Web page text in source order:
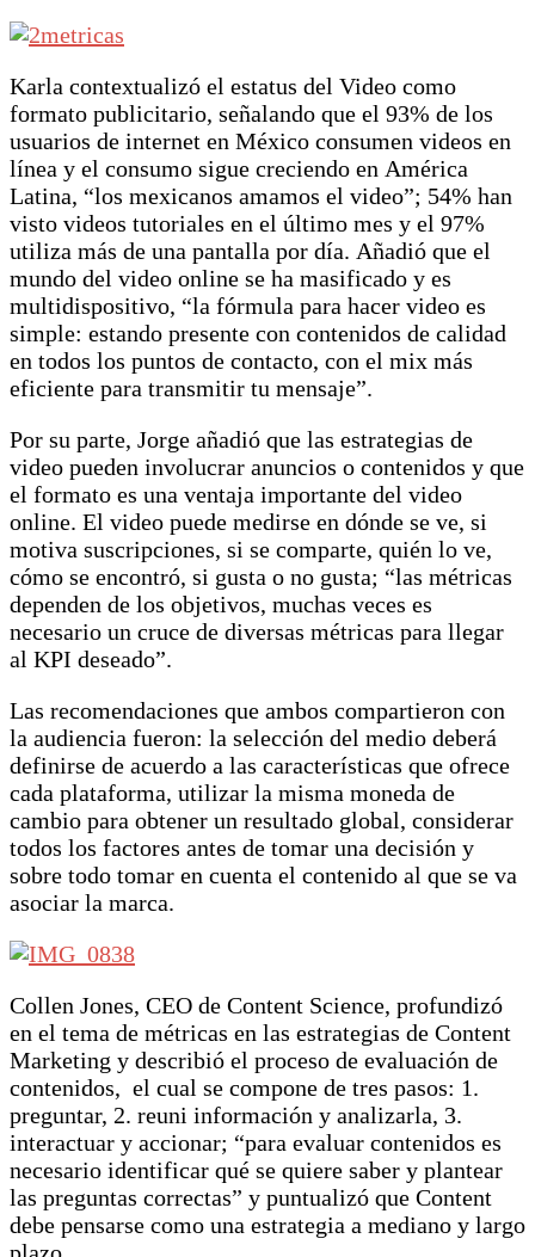
Karla contextualizó el estatus del Video como
formato publicitario, señalando que el 93% de los
usuarios de internet en México consumen videos en
línea y el consumo sigue creciendo en América
Latina, “los mexicanos amamos el video”; 54% han
visto videos tutoriales en el último mes y el 97%
utiliza más de una pantalla por día. Añadió que el
mundo del video online se ha masificado y es
multidispositivo, “la fórmula para hacer video es
simple: estando presente con contenidos de calidad
en todos los puntos de contacto, con el mix más
eficiente para transmitir tu mensaje”.
Por su parte, Jorge añadió que las estrategias de
video pueden involucrar anuncios o contenidos y que
el formato es una ventaja importante del video
online. El video puede medirse en dónde se ve, si
motiva suscripciones, si se comparte, quién lo ve,
cómo se encontró, si gusta o no gusta; “las métricas
dependen de los objetivos, muchas veces es
necesario un cruce de diversas métricas para llegar
al KPI deseado”.
Las recomendaciones que ambos compartieron con
la audiencia fueron: la selección del medio deberá
definirse de acuerdo a las características que ofrece
cada plataforma, utilizar la misma moneda de
cambio para obtener un resultado global, considerar
todos los factores antes de tomar una decisión y
sobre todo tomar en cuenta el contenido al que se va
asociar la marca.
Collen Jones, CEO de Content Science, profundizó
en el tema de métricas en las estrategias de Content
Marketing y describió el proceso de evaluación de
contenidos, el cual se compone de tres pasos: 1.
preguntar, 2. reuni información y analizarla, 3.
interactuar y accionar; “para evaluar contenidos es
necesario identificar qué se quiere saber y plantear
las preguntas correctas” y puntualizó que Content
debe pensarse como una estrategia a mediano y largo